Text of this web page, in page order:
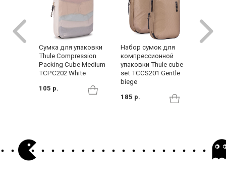
Cумка для упаковки
Thule Compression
Packing Cube Medium
TCPC202 White
105 р.
Набор сумок для
компрессионной
упаковки Thule cube
set TCCS201 Gentle
biege
185 р.